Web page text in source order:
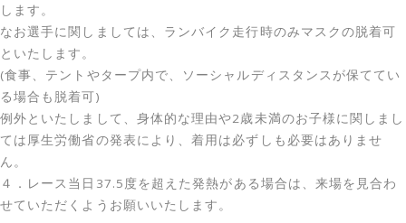
します。
なお選手に関しましては、ランバイク走行時のみマスクの脱着可
といたします。
(食事、テントやタープ内で、ソーシャルディスタンスが保ててい
る場合も脱着可)
例外といたしまして、身体的な理由や2歳未満のお子様に関しまし
ては厚生労働省の発表により、着用は必ずしも必要はありませ
ん。
４．レース当日37.5度を超えた発熱がある場合は、来場を見合わ
せていただくようお願いいたします。